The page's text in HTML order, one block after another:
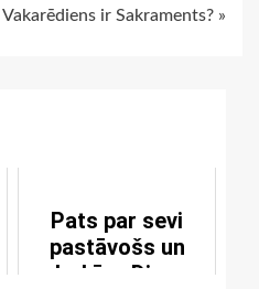
ir Sakraments? »
Pats par sevi
pastāvošs un
darbīgs Dieva